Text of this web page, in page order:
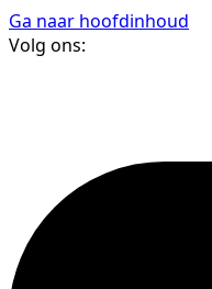
Ga naar hoofdinhoud
Volg ons: